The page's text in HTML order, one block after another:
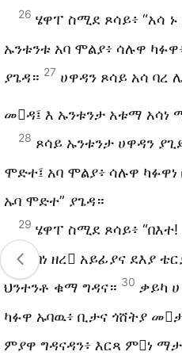
26 ሄዋፐ ስሚደ ጾሳይ፥ “አሳ
ኡንቱንቱ አባ ሞልያ፥ ሳሉዋ
ያጌዳ። 27 ሀዋዳን ጾሳይ አሳ
መዳ፤ እ ኡንቱንታ አቱማ አሳነ
28 ጾሳይ ኡንቱንታ ሀዋዳን
ሞድተ፤ አባ ሞልያ፥ ሳሉዋ
ኡባ ሞድተ” ያጌዳ።
29 ሄዋፐ ስሚደ ጾሳይ፥
ካ ኡባነ ዘረ አይፊያና ደእያ
ህንተንቶ ቁማ ግዳና። 30 ቃይካ
ካፉዋ ኡባዉ፥ ቢታና ጎሸትያ
ምያዋ ግዳናዳን፥ እርጻ ምነ ማታ